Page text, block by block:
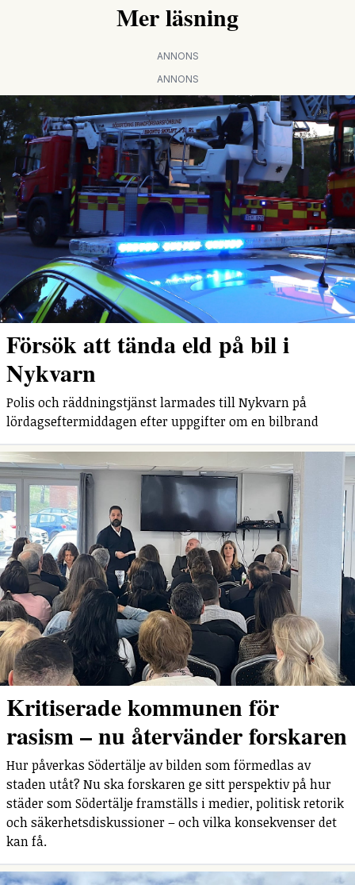
Mer läsning
ANNONS
ANNONS
Försök att tända eld på bil i
Nykvarn
Polis och räddningstjänst larmades till Nykvarn på
lördagseftermiddagen efter uppgifter om en bilbrand
Kritiserade kommunen för
rasism – nu återvänder forskaren
Hur påverkas Södertälje av bilden som förmedlas av
staden utåt? Nu ska forskaren ge sitt perspektiv på hur
städer som Södertälje framställs i medier, politisk retorik
och säkerhetsdiskussioner – och vilka konsekvenser det
kan få.